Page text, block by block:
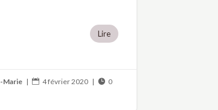
Lire
Marie |  4 février 2020 |  0